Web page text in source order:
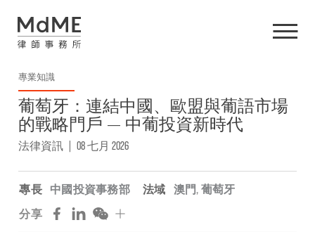
專業知識
葡萄牙：連結中國、歐盟與葡語市場
的戰略門戶 — 中葡投資新時代
法律資訊 | 08 七月 2026
專長 中國投資事務部 法域 澳門, 葡萄牙
分享